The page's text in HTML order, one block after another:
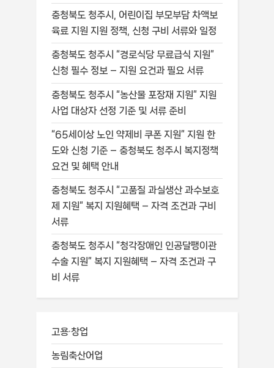
충청북도 청주시, 어린이집 부모부담 차액보
육료 지원 지원 정책, 신청 구비 서류와 일정
충청북도 청주시 “경로식당 무료급식 지원”
신청 필수 정보 – 지원 요건과 필요 서류
충청북도 청주시 “농산물 포장재 지원” 지원
사업 대상자 선정 기준 및 서류 준비
“65세이상 노인 약제비 쿠폰 지원” 지원 한
도와 신청 기준 – 충청북도 청주시 복지정책
요건 및 혜택 안내
충청북도 청주시 “고품질 과실생산 과수보호
제 지원” 복지 지원혜택 – 자격 조건과 구비
서류
충청북도 청주시 “청각장애인 인공달팽이관
수술 지원” 복지 지원혜택 – 자격 조건과 구
비 서류
고용·창업
농림축산어업